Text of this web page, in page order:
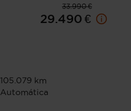
33.990 €
29.490 €
105.079 km
Automática